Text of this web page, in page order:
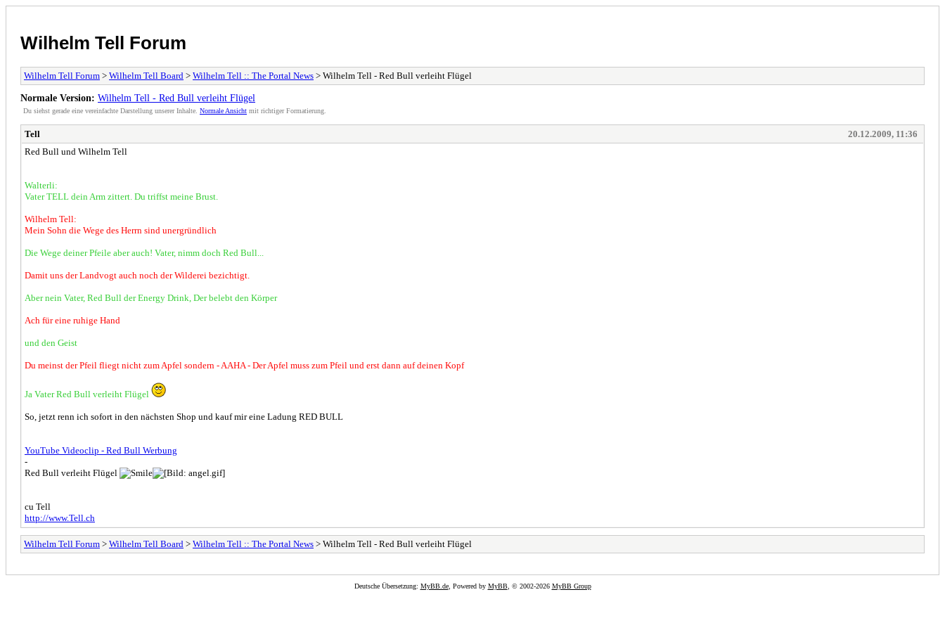
Wilhelm Tell Forum
Wilhelm Tell Forum > Wilhelm Tell Board > Wilhelm Tell :: The Portal News > Wilhelm Tell - Red Bull verleiht Flügel
Normale Version: Wilhelm Tell - Red Bull verleiht Flügel
Du siehst gerade eine vereinfachte Darstellung unserer Inhalte. Normale Ansicht mit richtiger Formatierung.
Tell
20.12.2009, 11:36
Red Bull und Wilhelm Tell
Walterli:
Vater TELL dein Arm zittert. Du triffst meine Brust.
Wilhelm Tell:
Mein Sohn die Wege des Herrn sind unergründlich
Die Wege deiner Pfeile aber auch! Vater, nimm doch Red Bull...
Damit uns der Landvogt auch noch der Wilderei bezichtigt.
Aber nein Vater, Red Bull der Energy Drink, Der belebt den Körper
Ach für eine ruhige Hand
und den Geist
Du meinst der Pfeil fliegt nicht zum Apfel sondern - AAHA - Der Apfel muss zum Pfeil und erst dann auf deinen Kopf
Ja Vater Red Bull verleiht Flügel
So, jetzt renn ich sofort in den nächsten Shop und kauf mir eine Ladung RED BULL
YouTube Videoclip - Red Bull Werbung
-
Red Bull verleiht Flügel
cu Tell
http://www.Tell.ch
Wilhelm Tell Forum > Wilhelm Tell Board > Wilhelm Tell :: The Portal News > Wilhelm Tell - Red Bull verleiht Flügel
Deutsche Übersetzung: MyBB.de, Powered by MyBB, © 2002-2026 MyBB Group